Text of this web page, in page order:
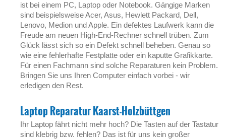
ist bei einem PC, Laptop oder Notebook. Gängige Marken
sind beispielsweise Acer, Asus, Hewlett Packard, Dell,
Lenovo, Medion und Apple. Ein defektes Laufwerk kann die
Freude am neuen High-End-Rechner schnell trüben. Zum
Glück lässt sich so ein Defekt schnell beheben. Genau so
wie eine fehlerhafte Festplatte oder ein kaputte Grafikkarte.
Für einen Fachmann sind solche Reparaturen kein Problem.
Bringen Sie uns Ihren Computer einfach vorbei - wir
erledigen den Rest.
Laptop Reparatur Kaarst-Holzbüttgen
Ihr Laptop fährt nicht mehr hoch? Die Tasten auf der Tastatur
sind klebrig bzw. fehlen? Das ist für uns kein großer